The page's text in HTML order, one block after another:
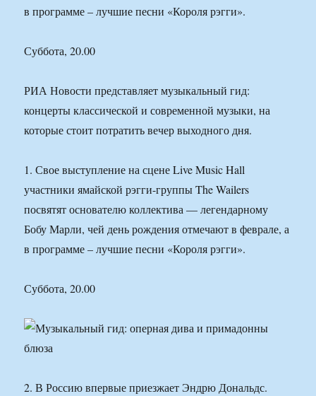
в программе – лучшие песни «Короля рэгги».
Суббота, 20.00
РИА Новости представляет музыкальный гид:
концерты классической и современной музыки, на
которые стоит потратить вечер выходного дня.
1. Свое выступление на сцене Live Music Hall
участники ямайской рэгги-группы The Wailers
посвятят основателю коллектива — легендарному
Бобу Марли, чей день рождения отмечают в феврале, а
в программе – лучшие песни «Короля рэгги».
Суббота, 20.00
2. В Россию впервые приезжает Эндрю Дональдс.